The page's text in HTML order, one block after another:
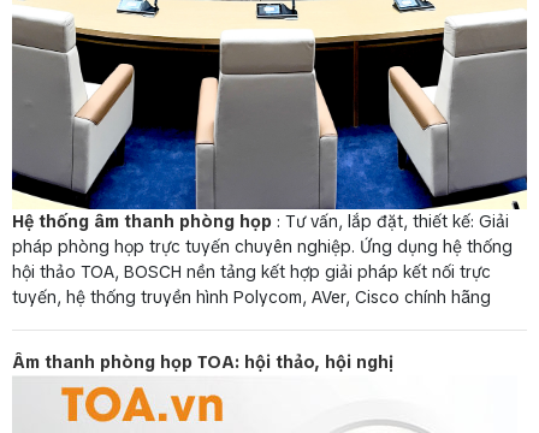
Hệ thống âm thanh phòng họp : Tư vấn, lắp đặt, thiết kế: Giải
pháp phòng họp trực tuyến chuyên nghiệp. Ứng dụng hệ thống
hội thảo TOA, BOSCH nền tảng kết hợp giải pháp kết nối trực
tuyến, hệ thống truyền hình Polycom, AVer, Cisco chính hãng
Âm thanh phòng họp TOA: hội thảo, hội nghị